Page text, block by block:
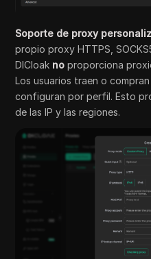
Soporte de proxy
propio proxy HTTPS,
DICloak no proporciona
Los usuarios traen o
configuran por perfil. Esto
de las IP y las regiones.